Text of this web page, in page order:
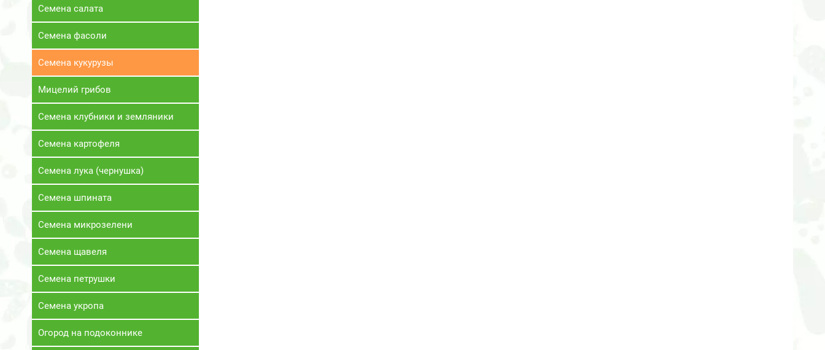
Семена салата
Семена фасоли
Семена кукурузы
Мицелий грибов
Семена клубники и земляники
Семена картофеля
Семена лука (чернушка)
Семена шпината
Семена микрозелени
Семена щавеля
Семена петрушки
Семена укропа
Огород на подоконнике